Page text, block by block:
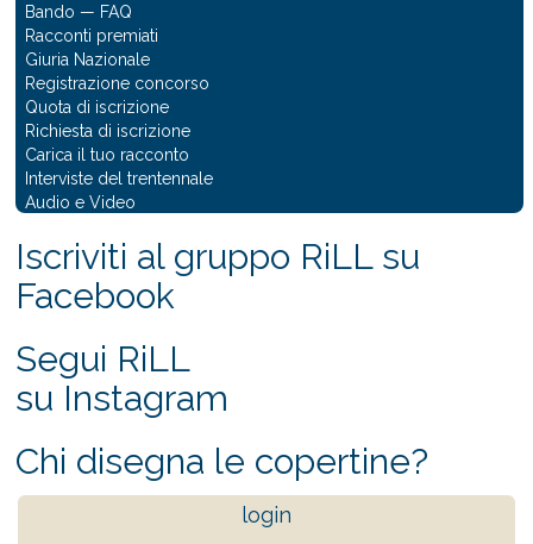
Bando — FAQ
Racconti premiati
Giuria Nazionale
Registrazione concorso
Quota di iscrizione
Richiesta di iscrizione
Carica il tuo racconto
Interviste del trentennale
Audio e Video
Iscriviti al gruppo RiLL su
Facebook
Segui RiLL
su Instagram
Chi disegna le copertine?
login